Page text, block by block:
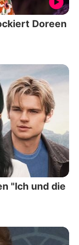
Doreen
"Ich und die